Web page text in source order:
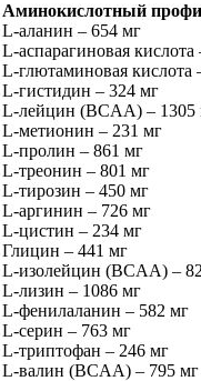
Аминокислотный
L-аланин – 654 мг
L-аспарагиновая кислота
L-глютаминовая кислота
L-гистидин – 324 мг
L-лейцин (BCAA) – 1305
L-метионин – 231 мг
L-пролин – 861 мг
L-треонин – 801 мг
L-тирозин – 450 мг
L-аргинин – 726 мг
L-цистин – 234 мг
Глицин – 441 мг
L-изолейцин (BCAA) –
L-лизин – 1086 мг
L-фенилаланин – 582 мг
L-серин – 763 мг
L-триптофан – 246 мг
L-валин (BCAA) – 795 мг